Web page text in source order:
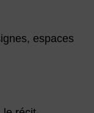
espaces